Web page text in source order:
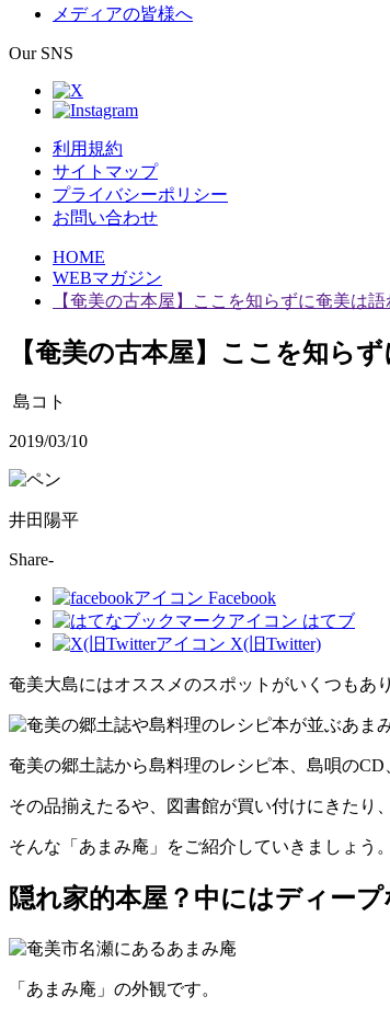
メディアの皆様へ
Our SNS
利用規約
サイトマップ
プライバシーポリシー
お問い合わせ
HOME
WEBマガジン
【奄美の古本屋】ここを知らずに奄美は
【奄美の古本屋】ここを知ら
島コト
2019/03/10
井田陽平
Share-
Facebook
はてブ
X(旧Twitter)
奄美大島にはオススメのスポットがいくつもあ
奄美の郷土誌から島料理のレシピ本、島唄の
その品揃えたるや、図書館が買い付けにきたり
そんな「あまみ庵」をご紹介していきましょう。
隠れ家的本屋？中にはディー
「あまみ庵」の外観です。